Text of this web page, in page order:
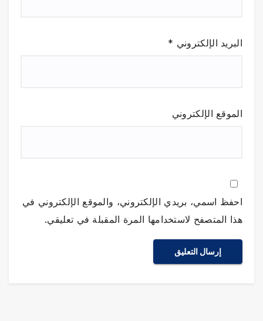
البريد الإلكتروني *
الموقع الإلكتروني
احفظ اسمي، بريدي الإلكتروني، والموقع الإلكتروني في
هذا المتصفح لاستخدامها المرة المقبلة في تعليقي.